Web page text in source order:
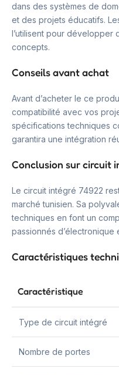
dans des systèmes de
et des projets éducatifs.
l’utilisent pour développer
concepts.
Conseils avant achat
Avant d’acheter le ce
compatibilité avec vos
spécifications techniques
garantira une intégration
Conclusion sur circuit
Le circuit intégré 74922
marché tunisien. Sa
techniques en font un
passionnés d’électronique
Caractéristiques
Caractéristique
Type de circuit intégré
Nombre de portes